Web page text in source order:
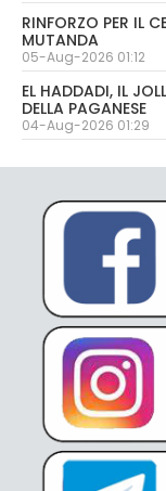
RINFORZO PER IL
MUTANDA
05-Aug-2026 01:12
EL HADDADI, IL
DELLA PAGANESE
04-Aug-2026 01:29